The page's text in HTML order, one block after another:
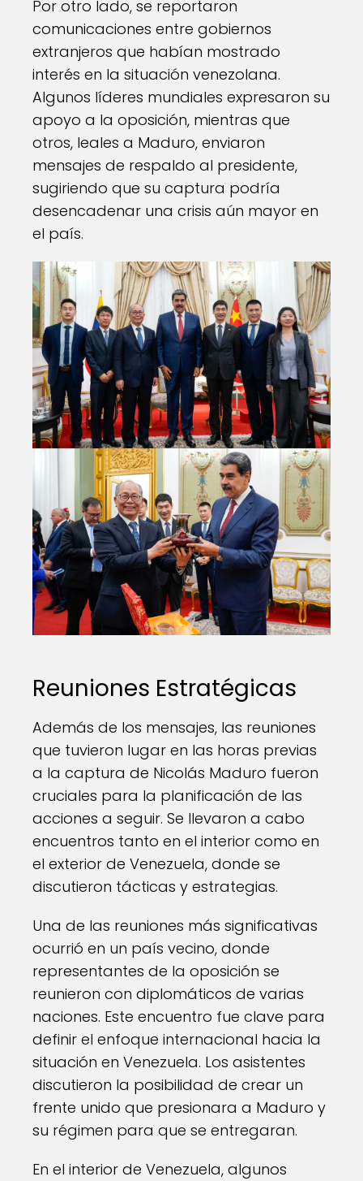
Por otro lado, se reportaron
comunicaciones entre gobiernos
extranjeros que habían mostrado
interés en la situación venezolana.
Algunos líderes mundiales expresaron su
apoyo a la oposición, mientras que
otros, leales a Maduro, enviaron
mensajes de respaldo al presidente,
sugiriendo que su captura podría
desencadenar una crisis aún mayor en
el país.
Reuniones Estratégicas
Además de los mensajes, las reuniones
que tuvieron lugar en las horas previas
a la captura de Nicolás Maduro fueron
cruciales para la planificación de las
acciones a seguir. Se llevaron a cabo
encuentros tanto en el interior como en
el exterior de Venezuela, donde se
discutieron tácticas y estrategias.
Una de las reuniones más significativas
ocurrió en un país vecino, donde
representantes de la oposición se
reunieron con diplomáticos de varias
naciones. Este encuentro fue clave para
definir el enfoque internacional hacia la
situación en Venezuela. Los asistentes
discutieron la posibilidad de crear un
frente unido que presionara a Maduro y
su régimen para que se entregaran.
En el interior de Venezuela, algunos